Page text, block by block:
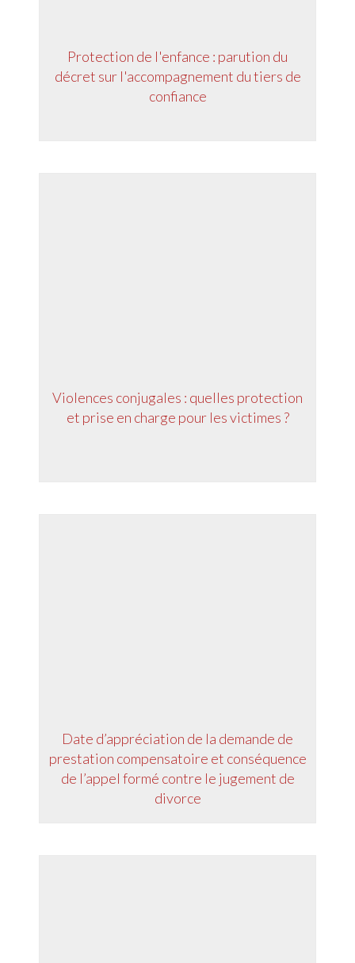
Protection de l'enfance : parution du
décret sur l'accompagnement du tiers de
confiance
Violences conjugales : quelles protection
et prise en charge pour les victimes ?
Date d’appréciation de la demande de
prestation compensatoire et conséquence
de l’appel formé contre le jugement de
divorce